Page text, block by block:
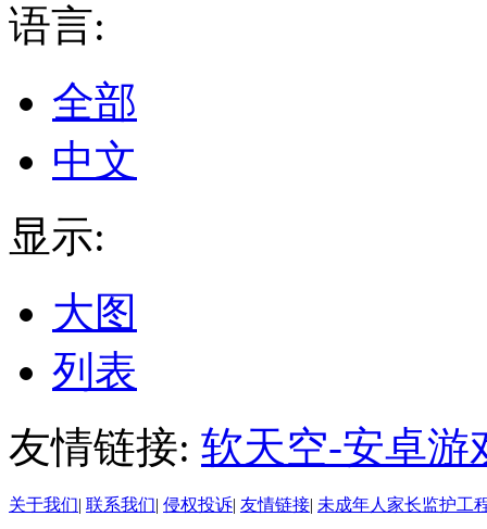
语言:
全部
中文
显示:
大图
列表
友情链接: 软天空-安卓游
关于我们| 联系我们| 侵权投诉| 友情链接| 未成年人家长监护工